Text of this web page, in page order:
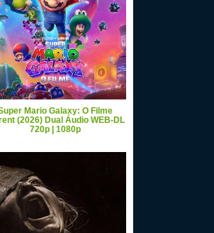
Mario Galaxy: O Filme
(2026) Dual Áudio WEB-DL
720p | 1080p